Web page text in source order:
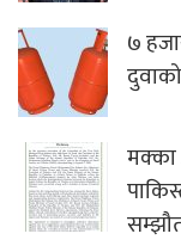
७